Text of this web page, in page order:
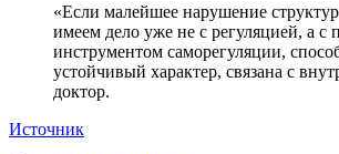
«Если малейшее нарушение
имеем дело уже не с регуляцией, а
инструментом саморегуляции,
устойчивый характер, связана с
доктор.
Источник